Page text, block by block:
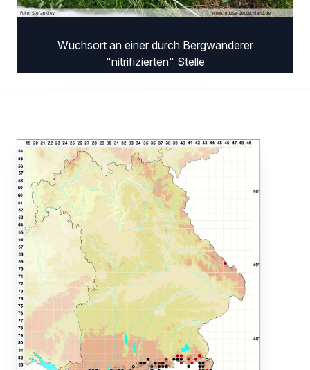
Wuchsort an einer durch Bergwanderer
"nitrifizierten" Stelle